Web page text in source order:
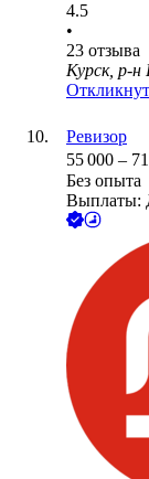
4.5
•
23 отзыва
Курск, р-
Ревизор
55 000 –
Без опыта
Выплаты: